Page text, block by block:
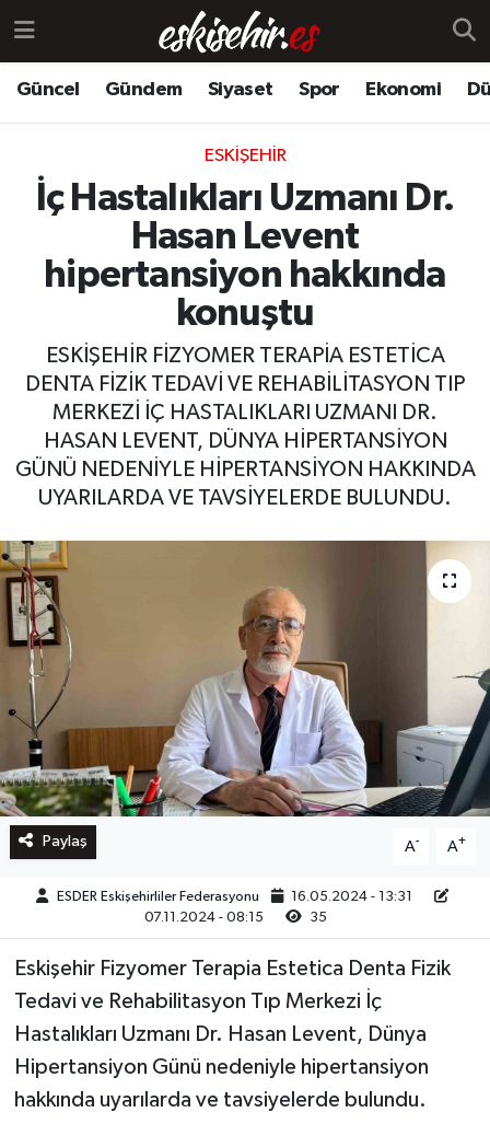
Güncel Gündem Siyaset Spor Ekonomi
ESKIŞEHIR
İç Hastalıkları Uzmanı Dr.
Hasan Levent
hipertansiyon hakkında
konuştu
ESKİŞEHİR FİZYOMER TERAPİA ESTETİCA
DENTA FİZİK TEDAVİ VE REHABİLİTASYON TIP
MERKEZİ İÇ HASTALIKLARI UZMANI DR.
HASAN LEVENT, DÜNYA HİPERTANSİYON
GÜNÜ NEDENİYLE HİPERTANSİYON HAKKINDA
UYARILARDA VE TAVSİYELERDE BULUNDU.
Paylaş A- A+
ESDER Eskişehirliler Federasyonu
16.05.2024 - 13:31
07.11.2024 - 08:15
35
Eskişehir Fizyomer Terapia Estetica Denta Fizik
Tedavi ve Rehabilitasyon Tıp Merkezi İç
Hastalıkları Uzmanı Dr. Hasan Levent, Dünya
Hipertansiyon Günü nedeniyle hipertansiyon
hakkında uyarılarda ve tavsiyelerde bulundu.